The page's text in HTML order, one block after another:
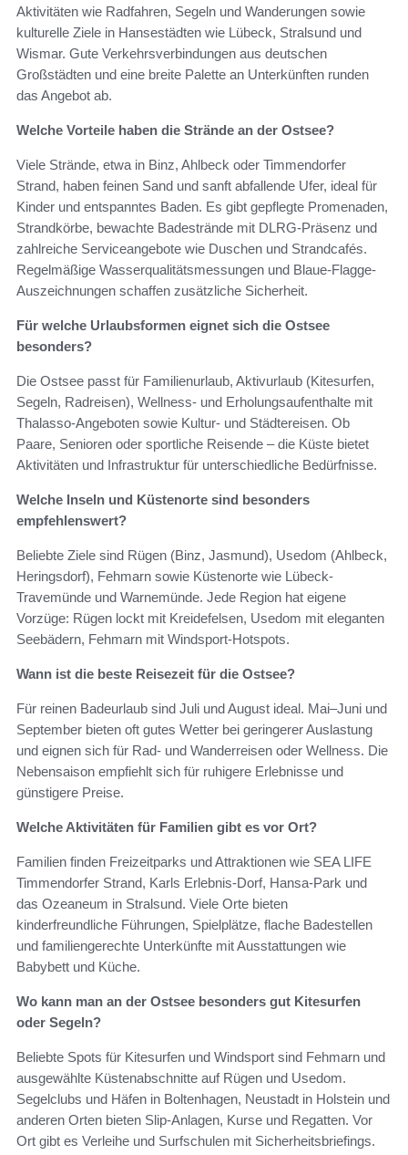
Aktivitäten wie Radfahren, Segeln und Wanderungen sowie
kulturelle Ziele in Hansestädten wie Lübeck, Stralsund und
Wismar. Gute Verkehrsverbindungen aus deutschen
Großstädten und eine breite Palette an Unterkünften runden
das Angebot ab.
Welche Vorteile haben die Strände an der Ostsee?
Viele Strände, etwa in Binz, Ahlbeck oder Timmendorfer
Strand, haben feinen Sand und sanft abfallende Ufer, ideal für
Kinder und entspanntes Baden. Es gibt gepflegte Promenaden,
Strandkörbe, bewachte Badestrände mit DLRG-Präsenz und
zahlreiche Serviceangebote wie Duschen und Strandcafés.
Regelmäßige Wasserqualitätsmessungen und Blaue-Flagge-
Auszeichnungen schaffen zusätzliche Sicherheit.
Für welche Urlaubsformen eignet sich die Ostsee
besonders?
Die Ostsee passt für Familienurlaub, Aktivurlaub (Kitesurfen,
Segeln, Radreisen), Wellness- und Erholungsaufenthalte mit
Thalasso-Angeboten sowie Kultur- und Städtereisen. Ob
Paare, Senioren oder sportliche Reisende – die Küste bietet
Aktivitäten und Infrastruktur für unterschiedliche Bedürfnisse.
Welche Inseln und Küstenorte sind besonders
empfehlenswert?
Beliebte Ziele sind Rügen (Binz, Jasmund), Usedom (Ahlbeck,
Heringsdorf), Fehmarn sowie Küstenorte wie Lübeck-
Travemünde und Warnemünde. Jede Region hat eigene
Vorzüge: Rügen lockt mit Kreidefelsen, Usedom mit eleganten
Seebädern, Fehmarn mit Windsport-Hotspots.
Wann ist die beste Reisezeit für die Ostsee?
Für reinen Badeurlaub sind Juli und August ideal. Mai–Juni und
September bieten oft gutes Wetter bei geringerer Auslastung
und eignen sich für Rad- und Wanderreisen oder Wellness. Die
Nebensaison empfiehlt sich für ruhigere Erlebnisse und
günstigere Preise.
Welche Aktivitäten für Familien gibt es vor Ort?
Familien finden Freizeitparks und Attraktionen wie SEA LIFE
Timmendorfer Strand, Karls Erlebnis-Dorf, Hansa-Park und
das Ozeaneum in Stralsund. Viele Orte bieten
kinderfreundliche Führungen, Spielplätze, flache Badestellen
und familiengerechte Unterkünfte mit Ausstattungen wie
Babybett und Küche.
Wo kann man an der Ostsee besonders gut Kitesurfen
oder Segeln?
Beliebte Spots für Kitesurfen und Windsport sind Fehmarn und
ausgewählte Küstenabschnitte auf Rügen und Usedom.
Segelclubs und Häfen in Boltenhagen, Neustadt in Holstein und
anderen Orten bieten Slip-Anlagen, Kurse und Regatten. Vor
Ort gibt es Verleihe und Surfschulen mit Sicherheitsbriefings.